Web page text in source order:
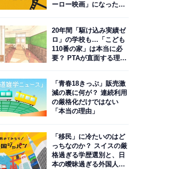
ーロー映画」になった理
20年間「駆け込み実績ゼ
ロ」の学校も…「こども
110番の家」は本当に必
要？ PTAが直面する理想
「青春18きっぷ」販売激
減の裏に何が？ 連続利用
の厳格化だけではない
「本当の理由」
「移民」に冷たいのはど
っちなのか？ スイスの厳
格過ぎる学歴選別と、日
本の曖昧過ぎる外国人政